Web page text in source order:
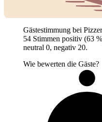
Gästestimmung bei
54 Stimmen positiv (63
neutral 0, negativ 20.
Wie bewerten die Gäste?